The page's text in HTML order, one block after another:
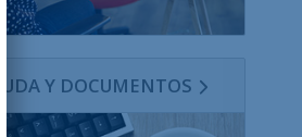
Y DOCUMENTOS